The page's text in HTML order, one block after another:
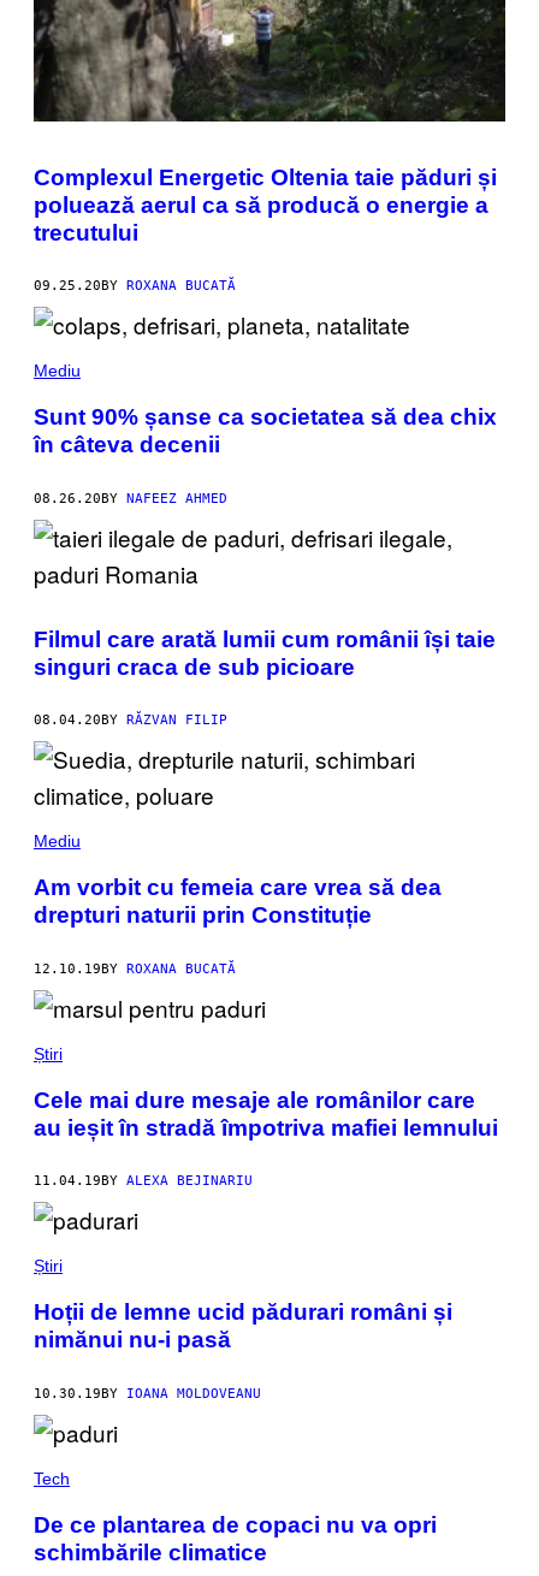
Complexul Energetic Oltenia taie păduri și
poluează aerul ca să producă o energie a
trecutului
09.25.20 BY ROXANA BUCATĂ
Mediu
Sunt 90% șanse ca societatea să dea chix
în câteva decenii
08.26.20BY NAFEEZ AHMED
Filmul care arată lumii cum românii își taie
singuri craca de sub picioare
08.04.20 BY RĂZVAN FILIP
Mediu
Am vorbit cu femeia care vrea să dea
drepturi naturii prin Constituție
12.10.19BY ROXANA BUCATĂ
Știri
Cele mai dure mesaje ale românilor care
au ieșit în stradă împotriva mafiei lemnului
11.04.19 BY ALEXA BEJINARIU
Știri
Hoții de lemne ucid pădurari români și
nimănui nu-i pasă
10.30.19BY IOANA MOLDOVEANU
Tech
De ce plantarea de copaci nu va opri
schimbările climatice